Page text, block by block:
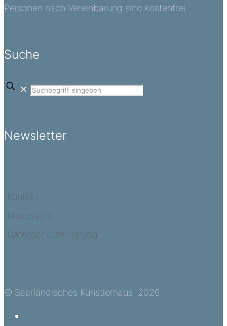
Personen nach Vereinbarung sind kostenfrei.
Suche
✕
Newsletter
Kontakt
Impressum
Datenschutzerklärung
© Saarländisches Künstlerhaus, 2026